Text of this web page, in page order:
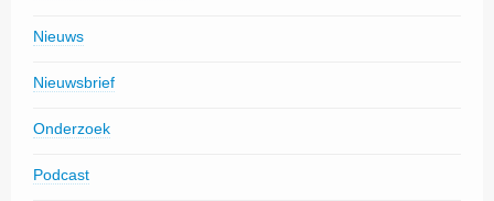
Nieuws
Nieuwsbrief
Onderzoek
Podcast